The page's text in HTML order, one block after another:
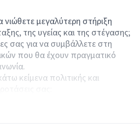
νιώθετε μεγαλύτερη στήριξη
της υγείας και της στέγασης;
σας για να συμβάλλετε στη
που θα έχουν πραγματικό
κείμενα πολιτικής και
ένταξης μπορεί να